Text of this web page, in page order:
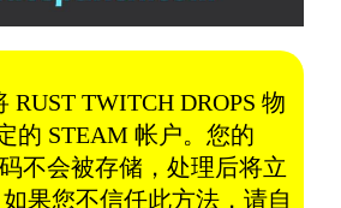
RUST TWITCH DROPS 物
的 STEAM 帐户。您的
不会被存储，处理后将立
果您不信任此方法，请自